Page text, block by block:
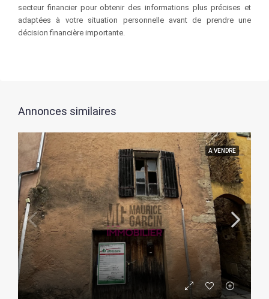
secteur financier pour obtenir des informations plus précises et
adaptées à votre situation personnelle avant de prendre une
décision financière importante.
Annonces similaires
A VENDRE